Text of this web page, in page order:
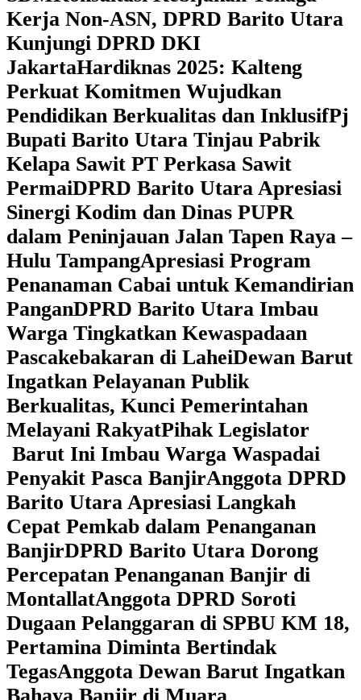
Kerja Non-ASN, DPRD Barito Utara
Kunjungi DPRD DKI
JakartaHardiknas 2025: Kalteng
Perkuat Komitmen Wujudkan
Pendidikan Berkualitas dan InklusifPj
Bupati Barito Utara Tinjau Pabrik
Kelapa Sawit PT Perkasa Sawit
PermaiDPRD Barito Utara Apresiasi
Sinergi Kodim dan Dinas PUPR
dalam Peninjauan Jalan Tapen Raya –
Hulu TampangApresiasi Program
Penanaman Cabai untuk Kemandirian
PanganDPRD Barito Utara Imbau
Warga Tingkatkan Kewaspadaan
Pascakebakaran di LaheiDewan Barut
Ingatkan Pelayanan Publik
Berkualitas, Kunci Pemerintahan
Melayani RakyatPihak Legislator
Barut Ini Imbau Warga Waspadai
Penyakit Pasca BanjirAnggota DPRD
Barito Utara Apresiasi Langkah
Cepat Pemkab dalam Penanganan
BanjirDPRD Barito Utara Dorong
Percepatan Penanganan Banjir di
MontallatAnggota DPRD Soroti
Dugaan Pelanggaran di SPBU KM 18,
Pertamina Diminta Bertindak
TegasAnggota Dewan Barut Ingatkan